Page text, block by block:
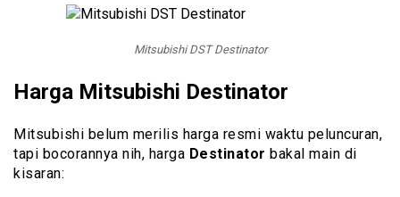
Mitsubishi DST Destinator
Harga Mitsubishi Destinator
Mitsubishi belum merilis harga resmi waktu peluncuran,
tapi bocorannya nih, harga Destinator bakal main di
kisaran: